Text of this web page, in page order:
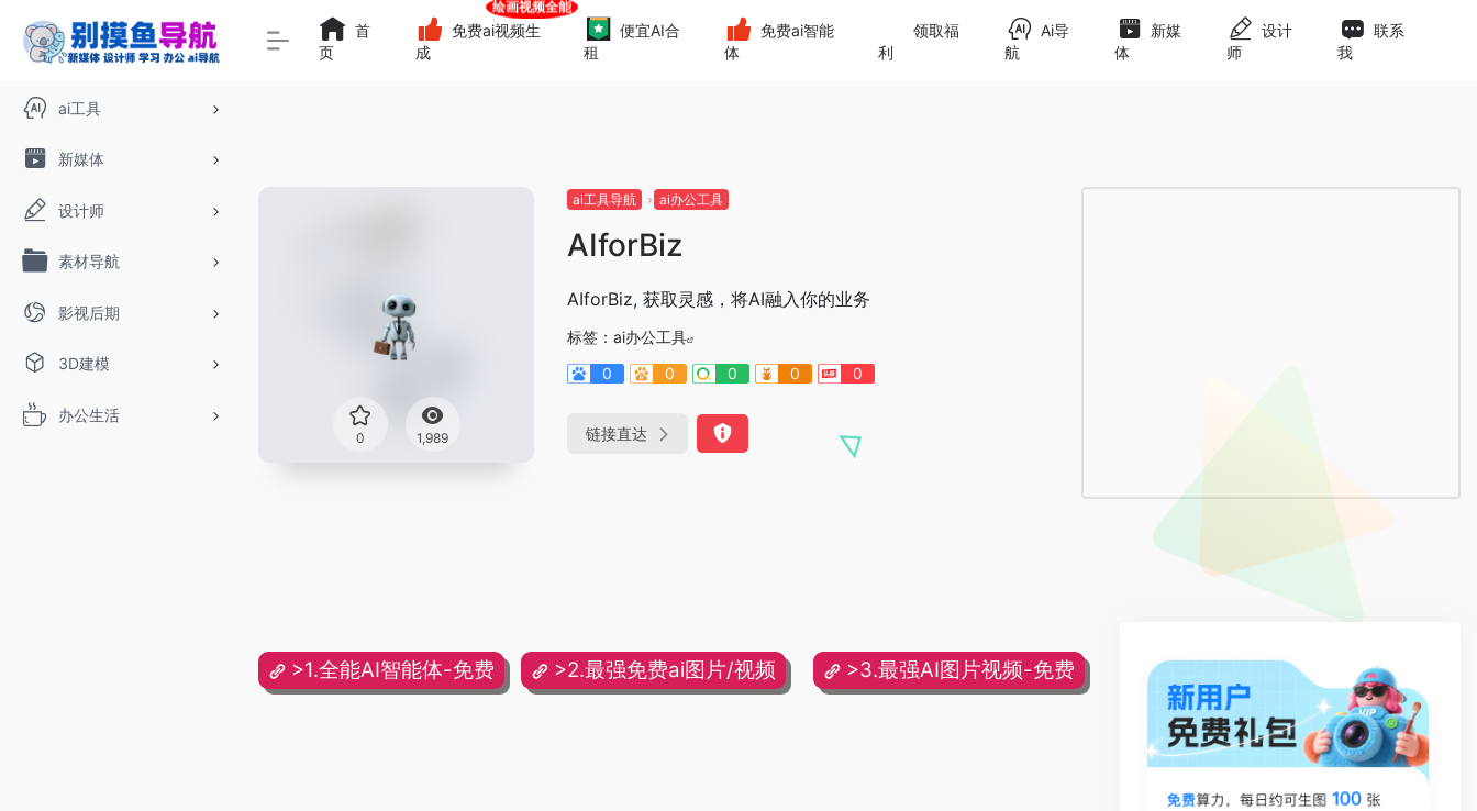
ai工具
新媒体
设计师
素材导航
影视后期
3D建模
办公生活
首
页
免费ai视频生
成
便宜AI合
租
免费ai智能
体
领取福
利
Ai导
航
新媒
体
设计
师
联系
我
0 1,989
ai工具导航 ai办公工具
AIforBiz
AIforBiz, 获取灵感，将AI融入你的业务
标签： ai办公工具
0
0 0 0 0
链接直达
>1.全能AI智能体-免费 >2.最强免费ai图片/视频 >3.最强AI图片视频-免费